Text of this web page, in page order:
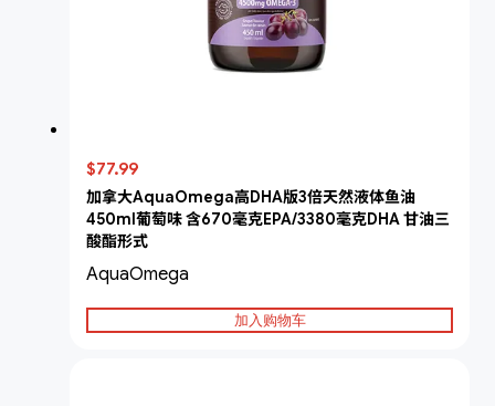
$77.99
加拿大AquaOmega高DHA版3倍天然液体鱼油
450ml葡萄味 含670毫克EPA/3380毫克DHA 甘油三
酸酯形式
AquaOmega
加入购物车